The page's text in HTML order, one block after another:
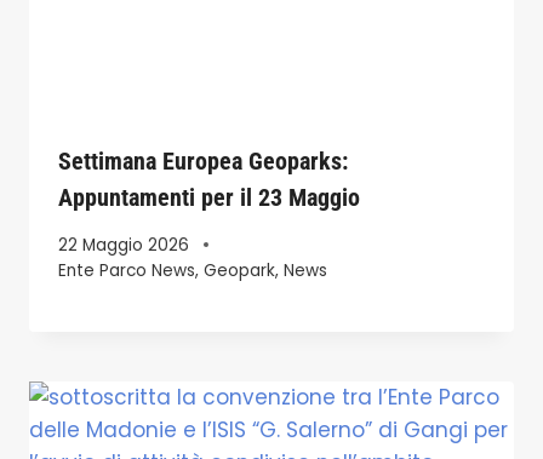
Settimana Europea Geoparks:
Appuntamenti per il 23 Maggio
22 Maggio 2026
Ente Parco News, Geopark, News